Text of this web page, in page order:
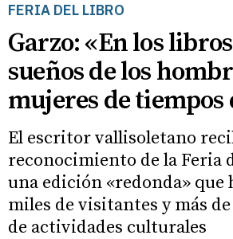
FERIA DEL LIBRO
Garzo: «En los
sueños de los
mujeres de
El escritor vallisoletano
reconocimiento de la Feria
una edición «redonda» que
miles de visitantes y más
de actividades culturales